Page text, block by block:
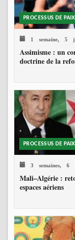
PROCESSUS DE PAIX
1 semaine, 5
Assimisme : un
doctrine de la
PROCESSUS DE PAIX
3 semaines, 6
Mali–Algérie :
espaces aériens